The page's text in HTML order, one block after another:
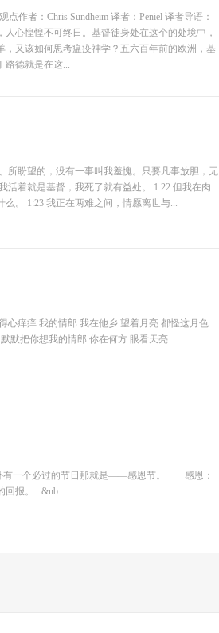
作者：Chris Sundheim 译者：Peniel 译者导语：
心惶惶不可终日。基督徒身处在这个的处境中，
又该如何思考瘟疫神学？五六百年前的欧洲，基
路德就是在这...
所盼望的，没有一事叫我羞愧。只要凡事放胆，无
活着就是基督，我死了就有益处。 1:22 但我在肉
。 1:23 我正在两难之间，情愿离世与...
心痒痒 我的情郎 我在他乡 望着月亮 都怪这月色
默把你想我的情郎 你在何方 眼看天亮 ...
有一个必过的节日那就是——感恩节。 感恩：
回报。 &nb...